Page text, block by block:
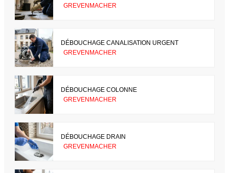
GREVENMACHER
DÉBOUCHAGE CANALISATION URGENT
GREVENMACHER
DÉBOUCHAGE COLONNE
GREVENMACHER
DÉBOUCHAGE DRAIN
GREVENMACHER